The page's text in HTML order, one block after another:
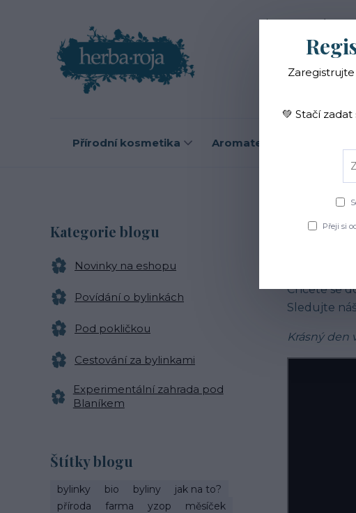
Blog O nás
Přírodní kosmetika Aromaterapie
Kategorie blogu
Novinky na eshopu
Povídání o bylinkách
Pod pokličkou
Cestování za bylinkami
Experimentální zahrada pod
Blaníkem
Štítky blogu
bylinky bio byliny
jak na to?
příroda
farma yzop
měsíček
Blog
Chcete se
Sledujte náš
Krásný den
Zaregistrujte
💚 Stačí
Přeji si